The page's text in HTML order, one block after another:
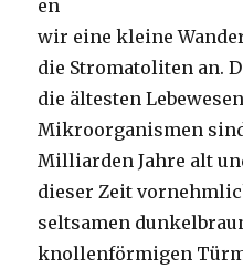
en
wir eine kleine
die Stromatoliten an.
die ältesten
Mikroorganismen
Milliarden Jahre alt
dieser Zeit
seltsamen
knollenförmigen